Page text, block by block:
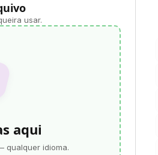
usar.
aqui
qualquer idioma.